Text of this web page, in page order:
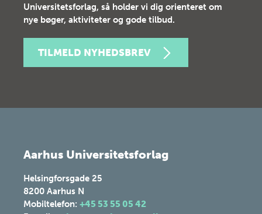
Universitetsforlag, så holder vi dig orienteret om
nye bøger, aktiviteter og gode tilbud.
TILMELD NYHEDSBREV
Aarhus Universitetsforlag
Helsingforsgade 25
8200 Aarhus N
Mobiltelefon: +45 53 55 05 42